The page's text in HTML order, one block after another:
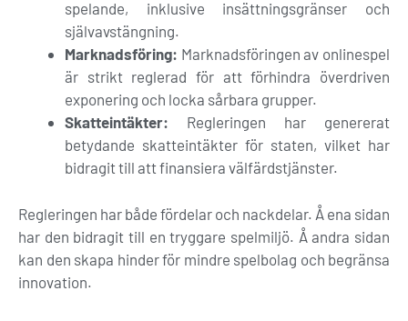
spelande, inklusive insättningsgränser och
självavstängning.
Marknadsföring: Marknadsföringen av onlinespel
är strikt reglerad för att förhindra överdriven
exponering och locka sårbara grupper.
Skatteintäkter: Regleringen har genererat
betydande skatteintäkter för staten, vilket har
bidragit till att finansiera välfärdstjänster.
Regleringen har både fördelar och nackdelar. Å ena sidan
har den bidragit till en tryggare spelmiljö. Å andra sidan
kan den skapa hinder för mindre spelbolag och begränsa
innovation.